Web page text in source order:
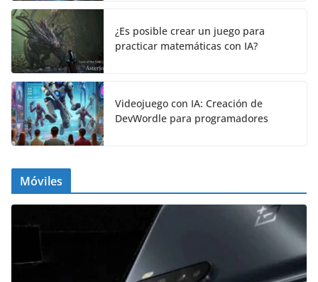
¿Es posible crear un juego para
practicar matemáticas con IA?
Videojuego con IA: Creación de
DevWordle para programadores
Móviles